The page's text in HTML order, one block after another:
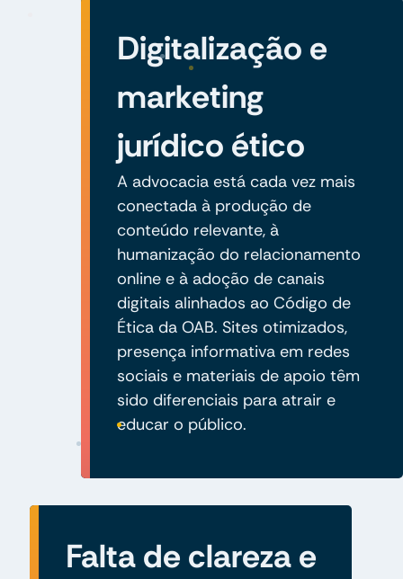
Digitalização e
marketing
jurídico ético
A advocacia está cada vez mais
conectada à produção de
conteúdo relevante, à
humanização do relacionamento
online e à adoção de canais
digitais alinhados ao Código de
Ética da OAB. Sites otimizados,
presença informativa em redes
sociais e materiais de apoio têm
sido diferenciais para atrair e
educar o público.
Falta de clareza e